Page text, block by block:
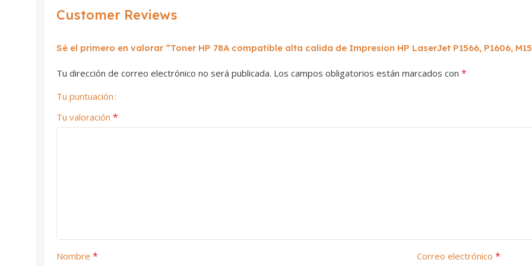
Customer Reviews
Sé el primero en valorar “Toner HP 78A compatible alta calida de Impresion HP LaserJet P1566, P1606,
Tu dirección de correo electrónico no será publicada. Los campos obligatorios están marcados con *
Tu puntuación
Tu valoración *
Nombre * Correo electrónico *